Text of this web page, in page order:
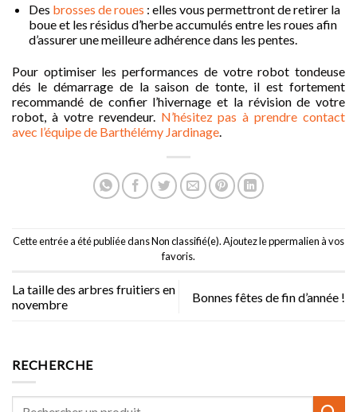
RECHERCHE
Des brosses de roues : elles vous permettront de retirer la
boue et les résidus d’herbe accumulés entre les roues afin
d’assurer une meilleure adhérence dans les pentes.
Pour optimiser les performances de votre robot tondeuse
dés le démarrage de la saison de tonte, il est fortement
recommandé de confier l’hivernage et la révision de votre
robot, à votre revendeur. N’hésitez pas à prendre contact
avec l’équipe de Barthélémy Jardinage
Cette entrée a été publiée dansNon classifié(e). Ajoutez le ppermalienà vos
favoris.
La taille des arbres fruitiers en
novembre
Bonnes fêtes de fin d’année !